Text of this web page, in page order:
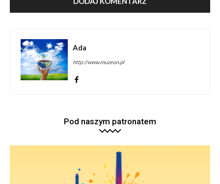
Ada
http://www.muzeon.pl
Pod naszym patronatem